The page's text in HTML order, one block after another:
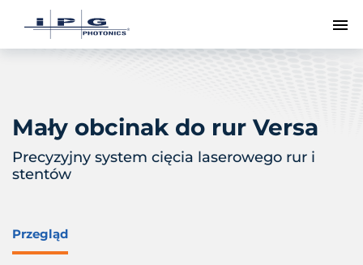
Mały obcinak do rur Versa
Precyzyjny system cięcia laserowego rur i
stentów
Przegląd